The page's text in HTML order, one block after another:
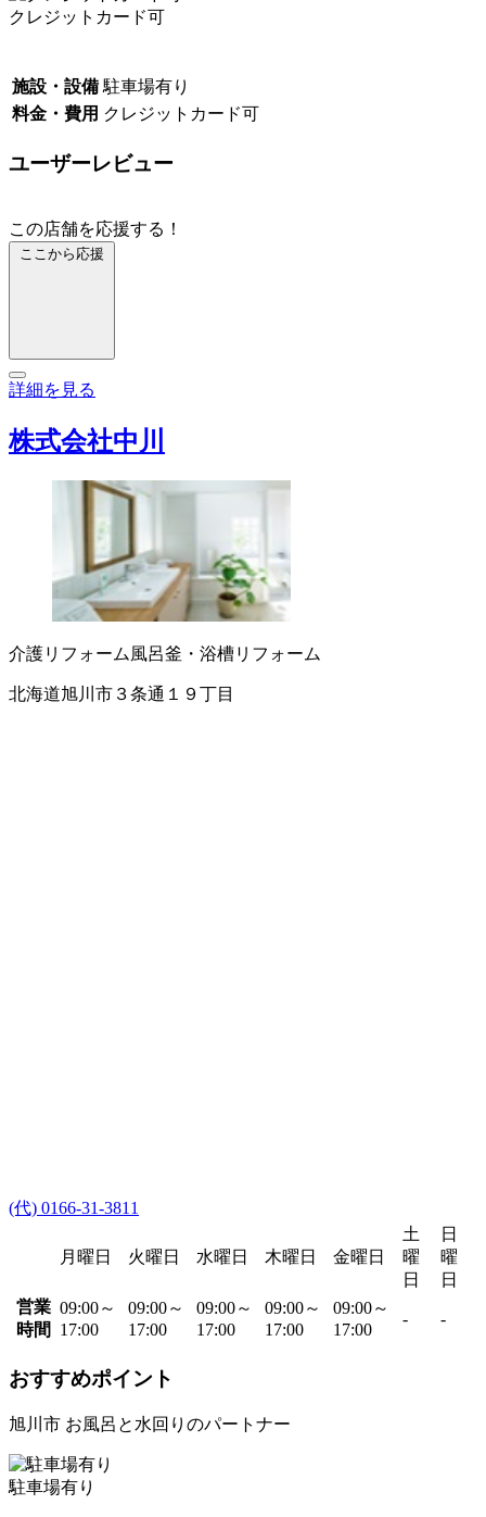
クレジットカード可
施設・設備 駐車場有り
料金・費用 クレジットカード可
ユーザーレビュー
この店舗を応援する！
ここから応援
詳細を見る
株式会社中川
介護リフォーム 風呂釜・浴槽リフォーム
北海道旭川市３条通１９丁目
(代) 0166-31-3811
月曜日 火曜日 水曜日 木曜日 金曜日
土
曜
日
日
曜
日
営業
時間
09:00～
17:00
09:00～
17:00
09:00～
17:00
09:00～
17:00
09:00～
17:00
- -
おすすめポイント
旭川市 お風呂と水回りのパートナー
駐車場有り